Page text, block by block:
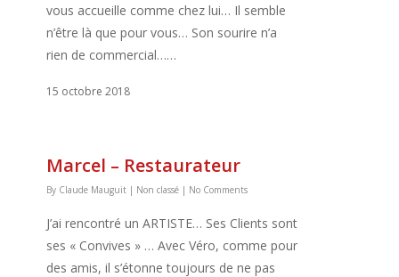
vous accueille comme chez lui… Il semble
n’être là que pour vous… Son sourire n’a
rien de commercial……
15 octobre 2018
Marcel – Restaurateur
By Claude Mauguit | Non classé | No Comments
J’ai rencontré un ARTISTE… Ses Clients sont
ses « Convives » … Avec Véro, comme pour
des amis, il s’étonne toujours de ne pas